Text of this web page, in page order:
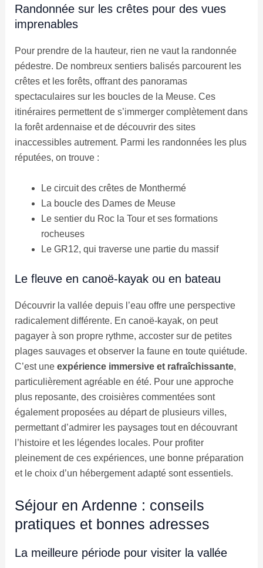
Randonnée sur les crêtes pour des vues
imprenables
Pour prendre de la hauteur, rien ne vaut la randonnée
pédestre. De nombreux sentiers balisés parcourent les
crêtes et les forêts, offrant des panoramas
spectaculaires sur les boucles de la Meuse. Ces
itinéraires permettent de s’immerger complètement dans
la forêt ardennaise et de découvrir des sites
inaccessibles autrement. Parmi les randonnées les plus
réputées, on trouve :
Le circuit des crêtes de Monthermé
La boucle des Dames de Meuse
Le sentier du Roc la Tour et ses formations
rocheuses
Le GR12, qui traverse une partie du massif
Le fleuve en canoë-kayak ou en bateau
Découvrir la vallée depuis l’eau offre une perspective
radicalement différente. En canoë-kayak, on peut
pagayer à son propre rythme, accoster sur de petites
plages sauvages et observer la faune en toute quiétude.
C’est une expérience immersive et rafraîchissante,
particulièrement agréable en été. Pour une approche
plus reposante, des croisières commentées sont
également proposées au départ de plusieurs villes,
permettant d’admirer les paysages tout en découvrant
l’histoire et les légendes locales. Pour profiter
pleinement de ces expériences, une bonne préparation
et le choix d’un hébergement adapté sont essentiels.
Séjour en Ardenne : conseils
pratiques et bonnes adresses
La meilleure période pour visiter la vallée